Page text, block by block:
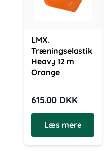
LMX.
Træningselastik
Heavy 12 m
Orange
615.00 DKK
Læs mere